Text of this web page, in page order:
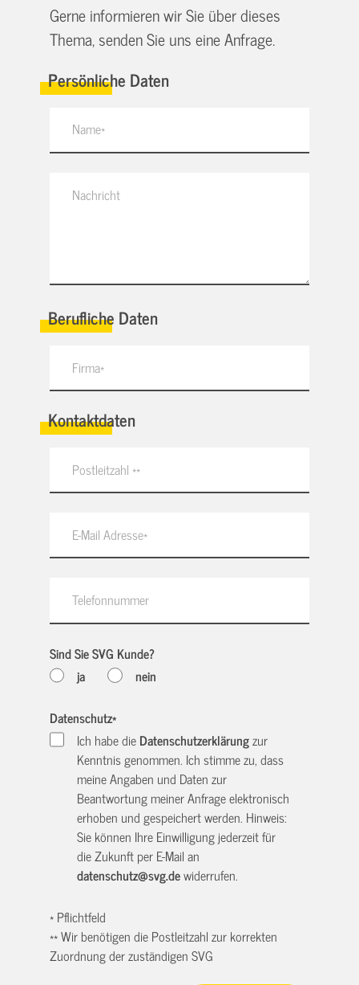
Gerne informieren wir Sie über dieses
Thema, senden Sie uns eine Anfrage.
Persönliche Daten
Berufliche Daten
Kontaktdaten
Sind Sie SVG Kunde?
ja
nein
Datenschutz*
Ich habe dieDatenschutzerklärungzur
Kenntnis genommen. Ich stimme zu, dass
meine Angaben und Daten zur
Beantwortung meiner Anfrage elektronisch
erhoben und gespeichert werden. Hinweis:
Sie können Ihre Einwilligung jederzeit für
die Zukunft per E-Mail an
datenschutz@svg.dewiderrufen.
* Pflichtfeld
** Wir benötigen die Postleitzahl zur korrekten
Zuordnung der zuständigen SVG